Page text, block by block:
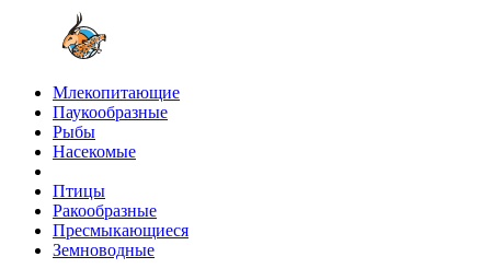
Млекопитающие
Паукообразные
Рыбы
Насекомые
Птицы
Ракообразные
Пресмыкающиеся
Земноводные